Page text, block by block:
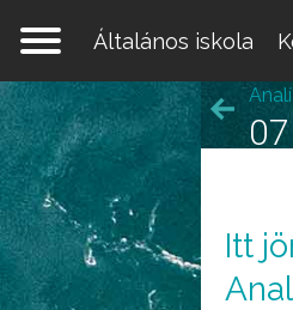
Általános iskola
07
Itt